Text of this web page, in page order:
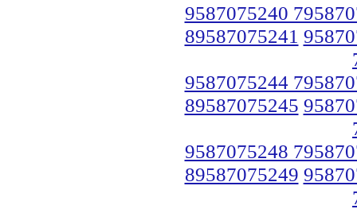
9587075240
89587075241
9587075244
89587075245
9587075248
89587075249